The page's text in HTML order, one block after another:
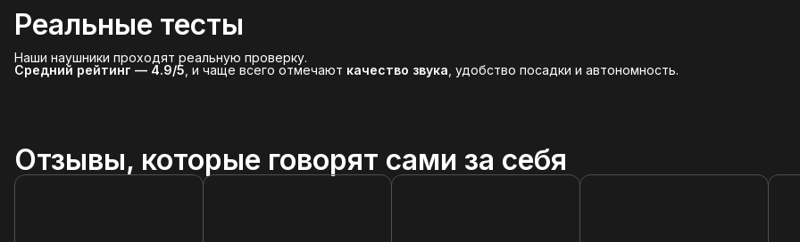
Реальные тесты
Наши наушники проходят реальную проверку.
Средний рейтинг — 4.9/5 , и чаще всего отмечают качество звука , удобство посадки и автономность.
Отзывы, которые говорят сами за себя